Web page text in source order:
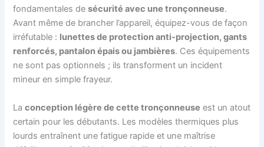
fondamentales desécurité avec une tronçonneuse.
Avant même de brancher l’appareil, équipez-vous de façon
irréfutable : lunettes de protection anti-projection, gants
renforcés, pantalon épais ou jambières. Ces équipements
ne sont pas optionnels ; ils transforment un incident
mineur en simple frayeur.
Laconception légère de cette tronçonneuse est un atout
certain pour les débutants. Les modèles thermiques plus
lourds entraînent une fatigue rapide et une maîtrise